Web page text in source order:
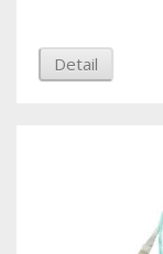
Detail